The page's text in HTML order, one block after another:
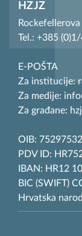
HZJZ
Tel.: +385
E-POŠTA
Za institucije:
Za medije:
Za građane:
OIB:
PDV ID:
IBAN: HR12
BIC (SWIFT)
Hrvatska